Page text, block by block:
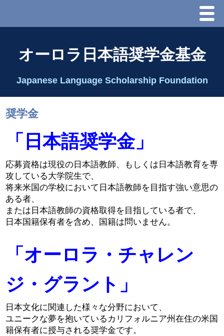
Menu
理事長代行あいさつ
2026 Schedule & Programs
スピーチコンテスト
Speech Contest Information 2024
2024 Results
2023 Results
2022 Results
オーロラ日本語奨学金基金
Japanese Language Scholarship Foundation
奨学金
「日本語奨学金」
応募資格は現役の日本語教師、もしくは日本語教育を専
攻している大学院生で、
将来米国の学校において日本語教師を目指す強い意思の
ある者、
または日本語教師の資格取得を目指している者で、
日本国籍保有者を含め、国籍は問いません。
「オーロラ・チャレン
ジ・グラント」
日本文化に関連した様々な分野において、
ユニークな夢を抱いているカリフォルニア州在住の米国
籍保有者に授与される奨学金です。